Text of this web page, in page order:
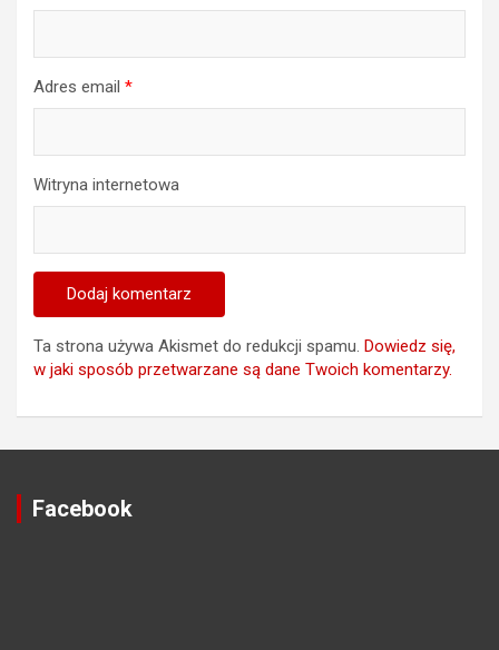
Adres email *
Witryna internetowa
Ta strona używa Akismet do redukcji spamu. Dowiedz się,
w jaki sposób przetwarzane są dane Twoich komentarzy.
Facebook